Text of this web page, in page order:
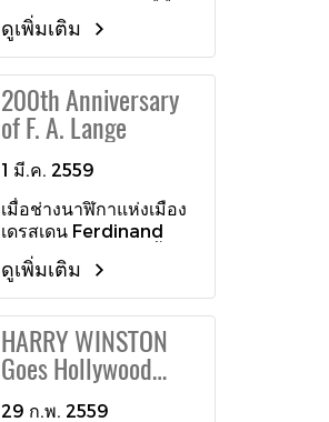
พัฒนาเข้าคู่กับสายยาง
ทำให้นาฬิกาสำหรับนัก
ประดาน้ำรุ่นนี้มีความ
ปลอดภัยสูง และง่ายต่อ
การสวมใส่ หรือถอดจาก
ชุดประดาน้ำ ผลิตจำนวน
จำกัดเพียง 2000 เรือน
เท่านั้น
วันที่ ณ ตำแหน่ง 4
นาฬิกา และบอกวินาทีที่
ตำแหน่ง 6 นาฬิกา
ชอบนาฬิกา Heuer
Vintage รุ่น Autavia
โหวตดีไซน์นาฬิกา
Heuer Autavia ที่ทา่ น
ชอบเพื่อมารีเอ็ดดิชั่นอีก
ครั้ง โปรเจ็คนี้ใครที่หลง
รักนาฬิกาแนววินเทจของ
Heuer หรือคอนักสะสม
ดูเพิ่มเติม
200th Anniversary
of F. A. Lange
1 มี.ค. 2559
เมื่อช่างนาฬิกาแห่งเมือง
เดรสเดน Ferdinand
Adolph Lange ก่อตั้ง
โรงงานการผลิตนาฬิกา
ของเขาขึ้นเองในปี
ค.ศ.1845 และได้วาง
รากฐานสำคัญอันเที่ยง
ตรงให้กับอุตสาหกรรม
การประดิษฐ์นาฬิกา โดย
เหล่าผลงานนาฬิกาตั้ง
ดูเพิ่มเติม
HARRY WINSTON
Goes Hollywood
once again
29 ก.พ. 2559